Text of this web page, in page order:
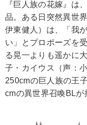
『巨人族の花嫁』は
品。ある日突然異世
伊東健人）は、「我
い」とプロポーズを
る晃一よりも遥かに
子・カイウス（声：
250cmの巨人族の王
cmの異世界召喚BLが